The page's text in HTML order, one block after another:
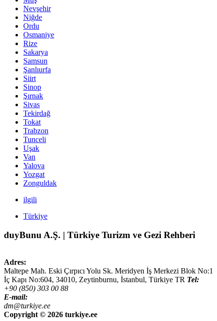
Nevşehir
Niğde
Ordu
Osmaniye
Rize
Sakarya
Samsun
Şanlıurfa
Siirt
Sinop
Şırnak
Sivas
Tekirdağ
Tokat
Trabzon
Tunceli
Uşak
Van
Yalova
Yozgat
Zonguldak
ilgili
Türkiye
duyBunu A.Ş. | Türkiye Turizm ve Gezi Rehberi
Adres:
Maltepe Mah. Eski Çırpıcı Yolu Sk. Meridyen İş Merkezi Blok No:1
İç Kapı No:604, 34010, Zeytinburnu, İstanbul, Türkiye TR Tel:
+90 (850) 303 00 88
E-mail:
dm@turkiye.ee
Copyright © 2026 turkiye.ee